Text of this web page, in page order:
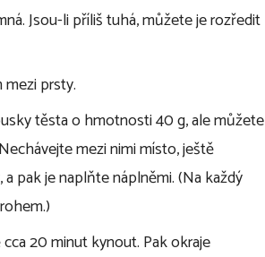
Jsou-li příliš tuhá, můžete je rozředit
prsty.
těsta o hmotnosti 40 g, ale můžete
mezi nimi místo, ještě
pak je naplňte náplněmi. (Na každý
20 minut kynout. Pak okraje